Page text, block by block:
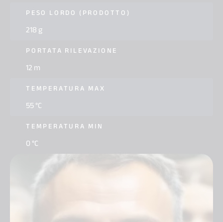
PESO LORDO (PRODOTTO)
218 g
PORTATA RILEVAZIONE
12 m
TEMPERATURA MAX
55 °C
TEMPERATURA MIN
0 °C